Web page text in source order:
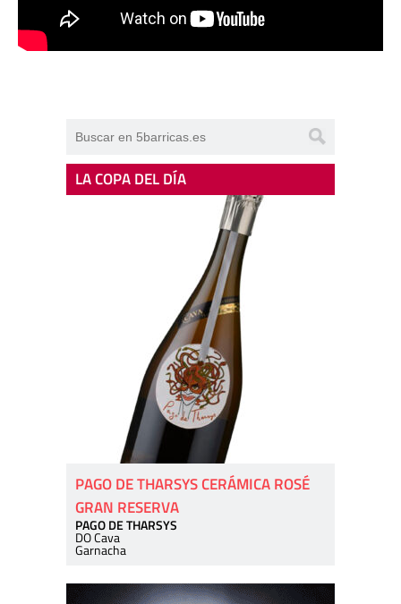
LA COPA DEL DÍA
PAGO DE THARSYS CERÁMICA ROSÉ
GRAN RESERVA
PAGO DE THARSYS
DO Cava
Garnacha